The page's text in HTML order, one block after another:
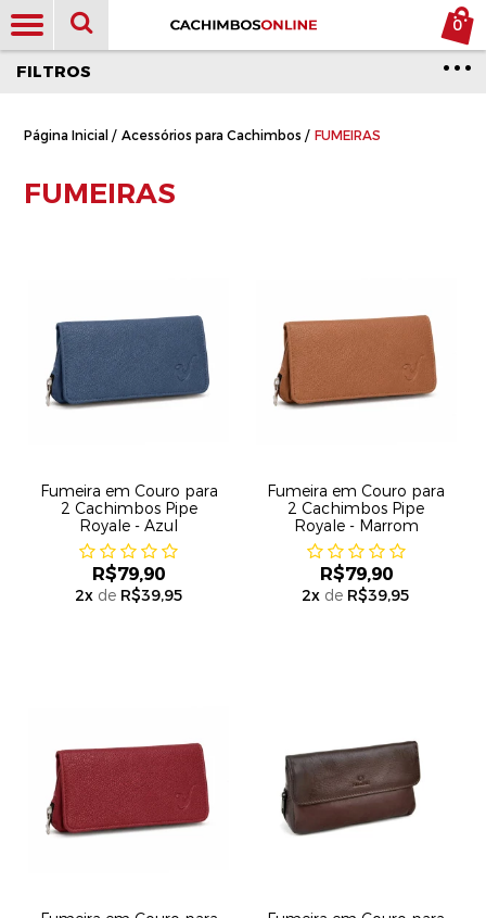
0
Página Inicial / Acessórios para Cachimbos / FUMEIRAS
FILTROS
FUMEIRAS
Fumeira em Couro para
2 Cachimbos Pipe
Royale - Azul
R$79,90
2xde R$39,95
Fumeira em Couro para
2 Cachimbos Pipe
Royale - Marrom
R$79,90
2x de R$39,95